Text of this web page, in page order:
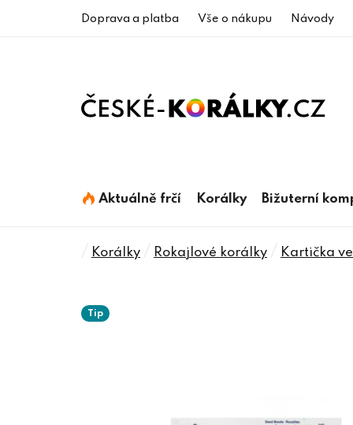
Doprava a platba Vše o nákupu Návody
Aktuálně frčí Korálky Bižuterní
Domů
Korálky Rokajlové korálky Kartička
Tip